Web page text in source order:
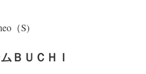
（S)
ＢＵＣＨＩ